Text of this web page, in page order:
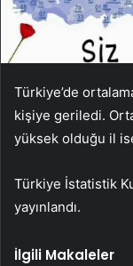
Türkiye’de
kişiye geriledi.
yüksek olduğu il
Türkiye İstatistik
yayınlandı.
İlgili Makaleler